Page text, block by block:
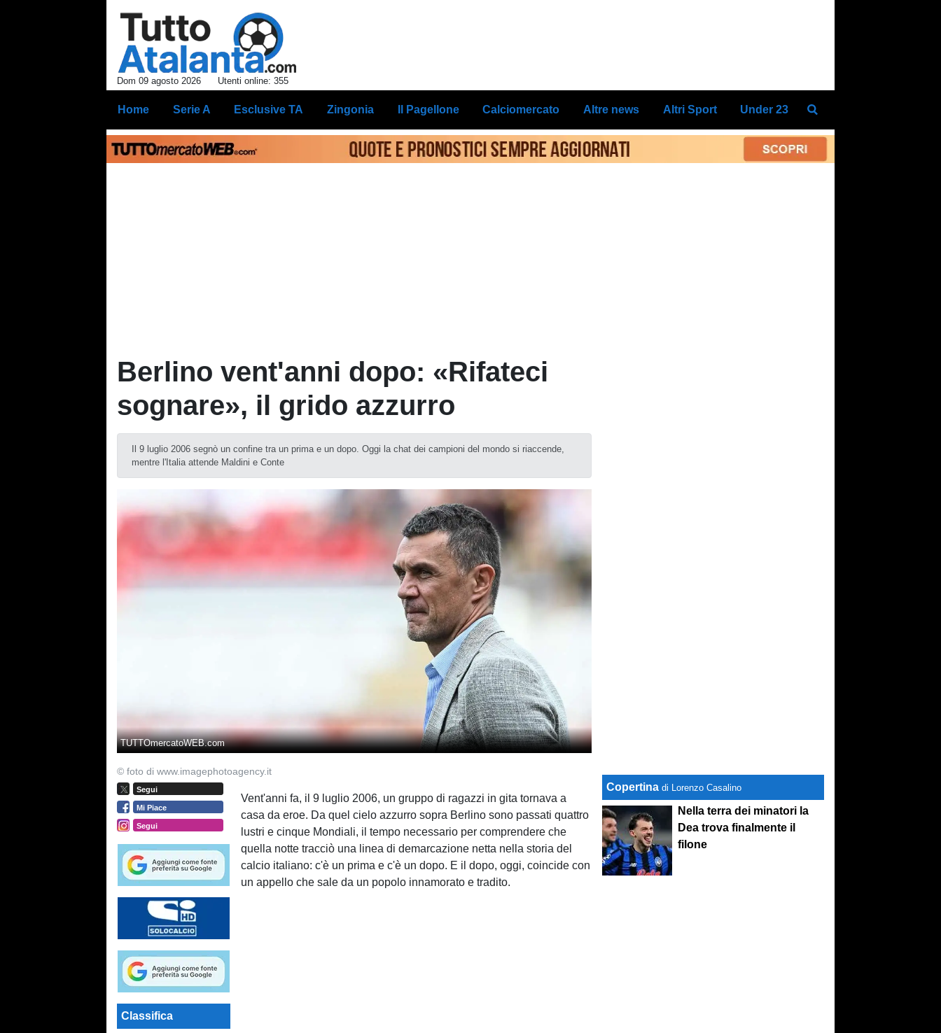
Dom 09 agosto 2026 Utenti online: 355
Home Serie A Esclusive TA Zingonia Il Pagellone Calciomercato Altre news Altri Sport Under 23
Berlino vent'anni dopo: «Rifateci
sognare», il grido azzurro
Il 9 luglio 2006 segnò un confine tra un prima e un dopo. Oggi la chat dei campioni del mondo si riaccende,
mentre l'Italia attende Maldini e Conte
TUTTOmercatoWEB.com
© foto di www.imagephotoagency.it
Segui
Mi Piace
Segui
Classifica
Vent'anni fa, il 9 luglio 2006, un gruppo di ragazzi in gita tornava a
casa da eroe. Da quel cielo azzurro sopra Berlino sono passati quattro
lustri e cinque Mondiali, il tempo necessario per comprendere che
quella notte tracciò una linea di demarcazione netta nella storia del
calcio italiano: c'è un prima e c'è un dopo. E il dopo, oggi, coincide con
un appello che sale da un popolo innamorato e tradito.
Copertina di Lorenzo Casalino
Nella terra dei minatori la
Dea trova finalmente il
filone